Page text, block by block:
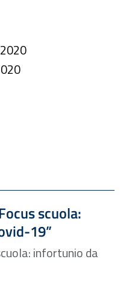
scuola:
19”
688.92 kB
infortunio da